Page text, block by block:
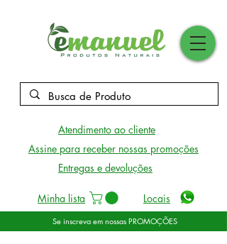
Se inscreva em nossas PROMOÇÕES
Atendimento ao cliente
Assine para receber nossas promoções
Entregas e devoluções
Minha lista Locais